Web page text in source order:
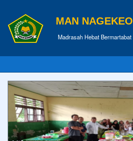
MAN NAGEKEO
Madrasah Hebat Bermartabat